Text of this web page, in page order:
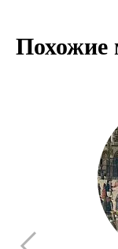
Похожие